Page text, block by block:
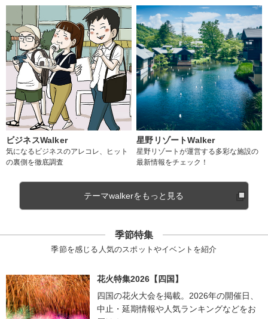
ビジネスWalker
気になるビジネスのアレコレ、ヒット
の裏側を徹底調査
星野リゾートWalker
星野リゾートが運営する多彩な施設の
最新情報をチェック！
テーマwalkerをもっと見る
季節特集
季節を感じる人気のスポットやイベントを紹介
花火特集2026【四国】
四国の花火大会を掲載。2026年の開催日、
中止・延期情報や人気ランキングなどをお